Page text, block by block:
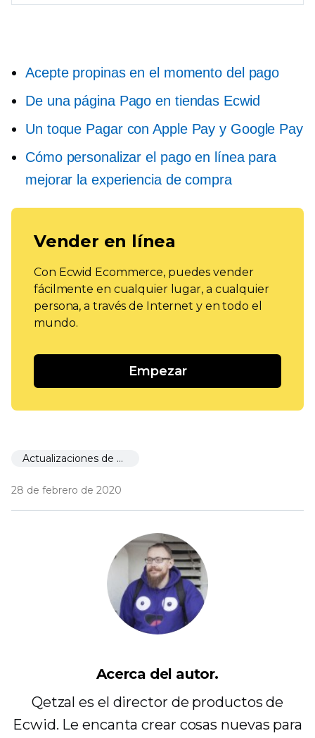
Acepte propinas en el momento del pago
De una páginaPago en tiendas Ecwid
Un toque Pagar con Apple Pay y Google Pay
Cómo personalizar el pago en línea para
mejorar la experiencia de compra
Vender en línea
Con Ecwid Ecommerce, puedes vender
fácilmente en cualquier lugar, a cualquier
persona, a través de Internet y en todo el
mundo.
Empezar
Actualizaciones de Ecwid
28 de febrero de 2020
Acerca del autor.
Qetzal es el director de productos de
Ecwid. Le encanta crear cosas nuevas para